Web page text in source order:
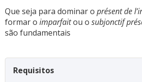
Que seja para dominar o présent de
formar o imparfaitou o subjonctif
são fundamentais
Requisitos